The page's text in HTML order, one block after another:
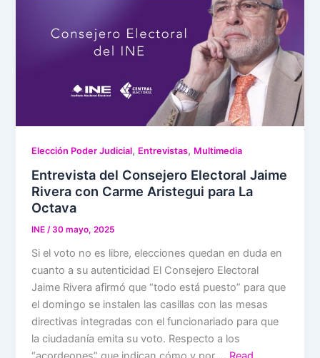
Elección Poder Judicial, Entrevistas, Multimedia
Entrevista del Consejero Electoral Jaime
Rivera con Carme Aristegui para La
Octava
INE/30 mayo, 2025
Si el voto no es libre, elecciones quedan en duda en
cuanto a su autenticidad El Consejero Electoral
Jaime Rivera afirmó que “todo está puesto” para que
el domingo se instalen las casillas con las mesas
directivas integradas con el funcionariado para que
la ciudadanía emita su voto. Respecto a los